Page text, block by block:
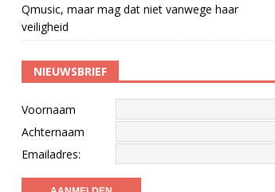
Qmusic, maar mag dat niet vanwege haar
veiligheid
NIEUWSBRIEF
Voornaam
Achternaam
Emailadres: